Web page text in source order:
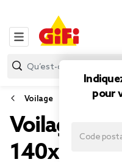
pour
Voilage
Voilage à